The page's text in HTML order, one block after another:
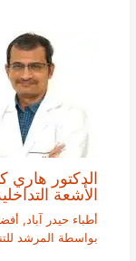
الدكتور هاري
الأشعة
أطباء حيدر آباد ,
بواسطة المرشد